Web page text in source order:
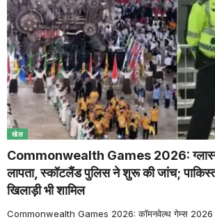
खेल
Commonwealth Games 2026:
लापता, स्कॉटलैंड पुलिस ने शुरू की जांच;
खिलाड़ी भी शामिल
Commonwealth Games 2026: कॉमनवेल्थ गेम्स 2026